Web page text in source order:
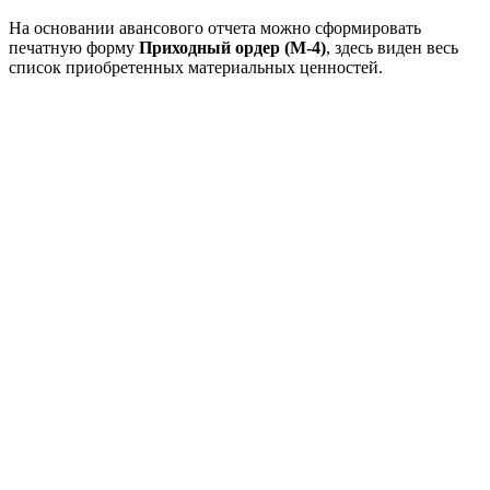
На основании авансового отчета можно сформировать
печатную форму Приходный ордер (М-4), здесь виден весь
список приобретенных материальных ценностей.